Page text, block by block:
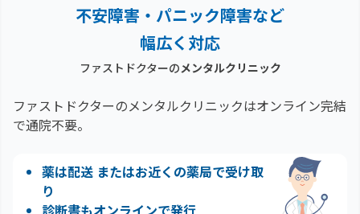
不安障害・パニック障害など
幅広く対応
ファストドクターのメンタルクリニック
ファストドクターのメンタルクリニックはオンライン完結
で通院不要。
薬は配送 またはお近くの薬局で受け取
り
診断書もオンラインで発行